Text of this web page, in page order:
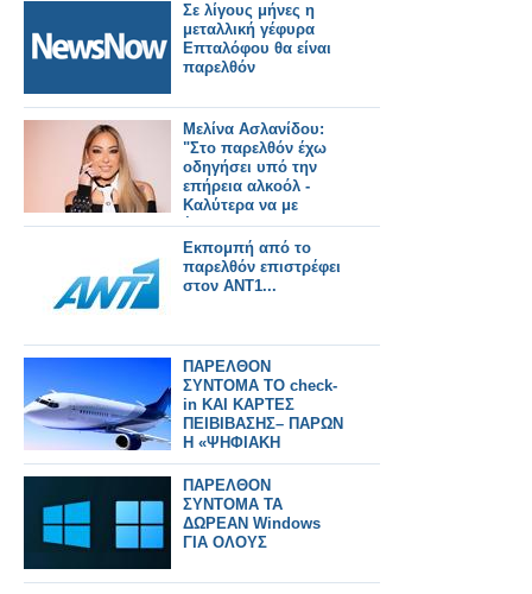
Σε λίγους μήνες η
μεταλλική γέφυρα
Επταλόφου θα είναι
παρελθόν
Μελίνα Ασλανίδου:
"Στο παρελθόν έχω
οδηγήσει υπό την
επήρεια αλκοόλ -
Καλύτερα να με
έπιαναν"
Εκπομπή από το
παρελθόν επιστρέφει
στον ΑΝΤ1...
ΠΑΡΕΛΘΟΝ
ΣΥΝΤΟΜΑ ΤΟ check-
in ΚΑΙ ΚΑΡΤΕΣ
ΠΕΙΒΙΒΑΣΗΣ– ΠΑΡΩΝ
Η «ΨΗΦΙΑΚΗ
ΤΑΥΟΤΗΤΑ
ΤΑΞΙΔΙΩΤΗ»
ΠΑΡΕΛΘΟΝ
ΣΥΝΤΟΜΑ ΤΑ
ΔΩΡΕΑΝ Windows
ΓΙΑ ΟΛΟΥΣ